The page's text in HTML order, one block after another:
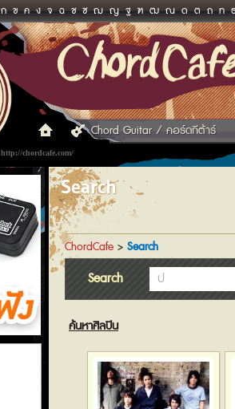
ก ข ค ง จ ฉ ช ซ ฌ ญ ฐ ฑ ฒ ณ ด ต ถ ท
http://chordcafe.com/
Chord Guitar / คอร์ดกีต้าร์
Search
ChordCafe > Search
Search
ค้นหาศิลปิน